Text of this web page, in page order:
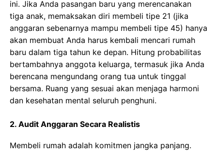
ini. Jika Anda pasangan baru yang merencanakan
tiga anak, memaksakan diri membeli tipe 21 (jika
anggaran sebenarnya mampu membeli tipe 45) hanya
akan membuat Anda harus kembali mencari rumah
baru dalam tiga tahun ke depan. Hitung probabilitas
bertambahnya anggota keluarga, termasuk jika Anda
berencana mengundang orang tua untuk tinggal
bersama. Ruang yang sesuai akan menjaga harmoni
dan kesehatan mental seluruh penghuni.
2. Audit Anggaran Secara Realistis
Membeli rumah adalah komitmen jangka panjang.